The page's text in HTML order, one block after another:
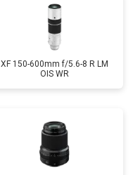
XF 150-600mm f/5.6-8 R LM
OIS WR